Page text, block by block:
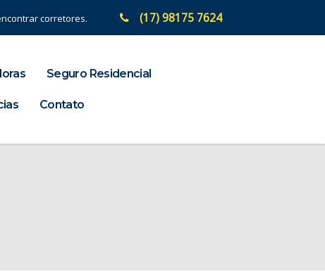
corretores. (17) 98175 7624
Seguro Residencial
Contato